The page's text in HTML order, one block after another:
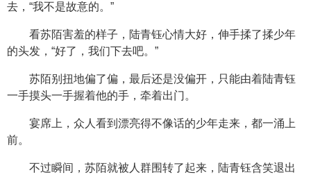
去，“我不是故意的。”
看苏陌害羞的样子，陆青钰心情大好，伸手揉了揉少年
的头发，“好了，我们下去吧。”
苏陌别扭地偏了偏，最后还是没偏开，只能由着陆青钰
一手摸头一手握着他的手，牵着出门。
宴席上，众人看到漂亮得不像话的少年走来，都一涌上
前。
不过瞬间，苏陌就被人群围转了起来，陆青钰含笑退出